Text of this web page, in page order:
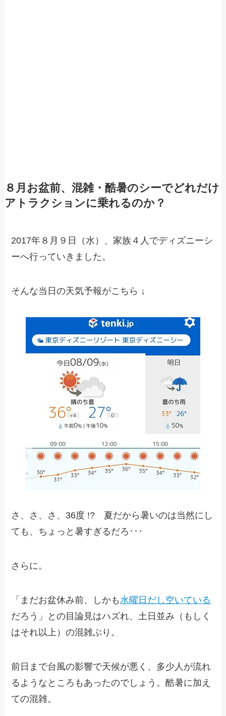
８月お盆前、混雑・酷暑のシーでどれだけ
アトラクションに乗れるのか？
2017年８月９日（水）、家族４人でディズニーシ
ーへ行っていきました。
そんな当日の天気予報がこちら ↓
さ、さ、さ、36度 !? 夏だから暑いのは当然にし
ても、ちょっと暑すぎるだろ･･･
さらに。
「まだお盆休み前、しかも水曜日だし空いている
だろう」との目論見はハズれ、土日並み（もしく
はそれ以上）の混雑ぶり。
前日まで台風の影響で天候が悪く、多少人が流れ
るようなところもあったのでしょう。酷暑に加え
ての混雑。